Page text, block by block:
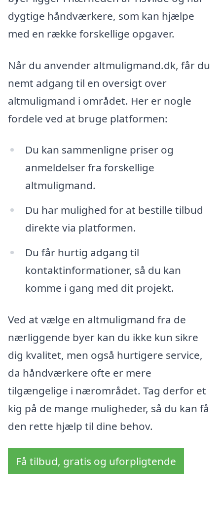
dygtige håndværkere, som kan hjælpe
med en række forskellige opgaver.
Når du anvender altmuligmand.dk, får du
nemt adgang til en oversigt over
altmuligmand i området. Her er nogle
fordele ved at bruge platformen:
Du kan sammenligne priser og
anmeldelser fra forskellige
altmuligmand.
Du har mulighed for at bestille tilbud
direkte via platformen.
Du får hurtig adgang til
kontaktinformationer, så du kan
komme i gang med dit projekt.
Ved at vælge en altmuligmand fra de
nærliggende byer kan du ikke kun sikre
dig kvalitet, men også hurtigere service,
da håndværkere ofte er mere
tilgængelige i nærområdet. Tag derfor et
kig på de mange muligheder, så du kan få
den rette hjælp til dine behov.
Få tilbud, gratis og uforpligtende